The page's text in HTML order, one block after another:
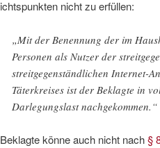
nicht zu erfüllen:
„Mit der Benennung der im
Personen als Nutzer der
streitgegenständlichen Internet-
Täterkreises ist der Beklagte in
Darlegungslast nachgekommen.“
könne auch nicht nach§